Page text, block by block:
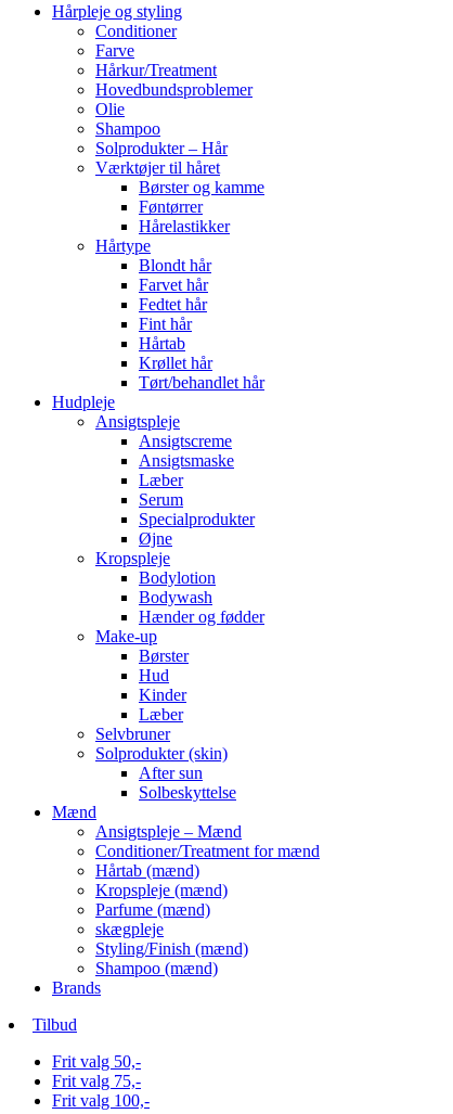
Hårpleje og styling
Conditioner
Farve
Hårkur/Treatment
Hovedbundsproblemer
Olie
Shampoo
Solprodukter – Hår
Værktøjer til håret
Børster og kamme
Føntørrer
Hårelastikker
Hårtype
Blondt hår
Farvet hår
Fedtet hår
Fint hår
Hårtab
Krøllet hår
Tørt/behandlet hår
Hudpleje
Ansigtspleje
Ansigtscreme
Ansigtsmaske
Læber
Serum
Specialprodukter
Øjne
Kropspleje
Bodylotion
Bodywash
Hænder og fødder
Make-up
Børster
Hud
Kinder
Læber
Selvbruner
Solprodukter (skin)
After sun
Solbeskyttelse
Mænd
Ansigtspleje – Mænd
Conditioner/Treatment for mænd
Hårtab (mænd)
Kropspleje (mænd)
Parfume (mænd)
skægpleje
Styling/Finish (mænd)
Shampoo (mænd)
Brands
Tilbud
Frit valg 50,-
Frit valg 75,-
Frit valg 100,-